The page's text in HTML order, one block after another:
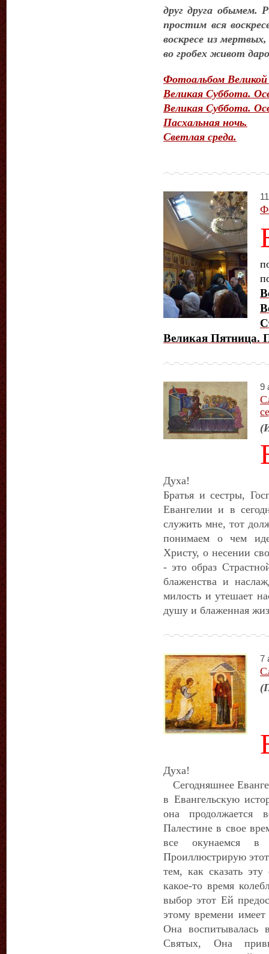
друг друга обымем.
простим вся
воскресе из
во гробех живот
Фотоальбом
Великая Суббота.
Великая Суббота.
Пасхальная ночь.
Светлая среда.
Великая Пятница.
9
Духа!
Братья и сестры,
Евангелии и в
служить мне, тот
понимаем о чем
Христу, о несении
- это образ
блаженства и
милость и утешает
душу и блаженная
7
Духа!
Сегодняшнее
в Евангельскую
она продолжается
Палестине в свое
все окунаемся
Проиллюстрирую этот
тем, как сказать
какое-то время
выбор этот Ей
этому времени
Она воспитывалась
Святых, Она